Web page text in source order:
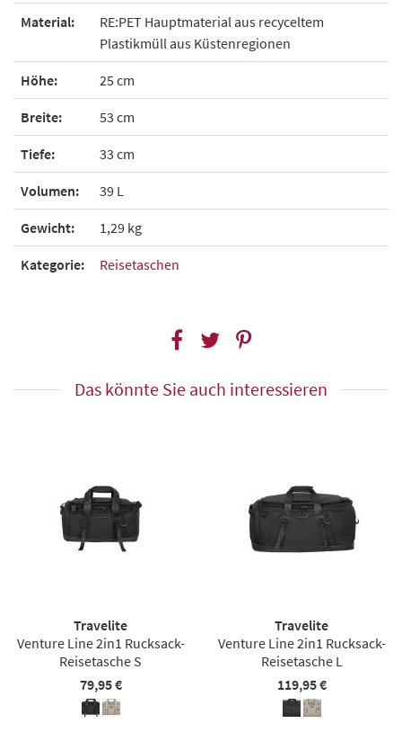
Material:
RE:PET Hauptmaterial aus recyceltem
Plastikmüll aus Küstenregionen
Höhe: 25 cm
Breite: 53 cm
Tiefe: 33 cm
Volumen: 39 L
Gewicht: 1,29 kg
Kategorie: Reisetaschen
Das könnte Sie auch interessieren
Travelite
Venture Line 2in1 Rucksack-
Reisetasche S
79,95 €
Travelite
Venture Line 2in1 Rucksack-
Reisetasche L
119,95 €